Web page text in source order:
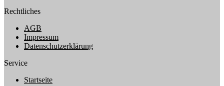
Rechtliches
AGB
Impressum
Datenschutzerklärung
Service
Startseite